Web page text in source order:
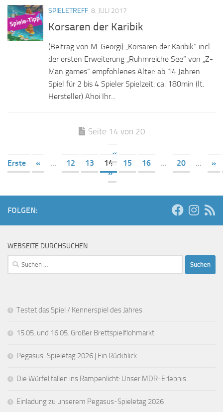
SPIELETREFF 8. JULI 2017
Korsaren der Karibik
(Beitrag von M. Georgi) „Korsaren der Karibik“ incl.
der ersten Erweiterung „Ruhmreiche See“ von „Z-
Man games“ empfohlenes Alter: ab 14 Jahren
Spiel für 2 bis 4 Spieler Spielzeit: ca. 180min (lt.
Hersteller) Ahoi Ihr...
Seite 14 von 20
«
Erste
« ... 12 13 14 15 16 ... 20 ...
»
»
FOLGEN:
WEBSEITE DURCHSUCHEN
Suchen
nach:
Testet das Spiel / Kennerspiel des Jahres
15.05. und 16.05. Großer Brettspielflohmarkt
Pegasus-Spieletag 2026 | Ein Rückblick
Die Würfel fallen ins Rampenlicht: Unser MDR-Erlebnis
Einladung zu unserem Pegasus-Spieletag 2026